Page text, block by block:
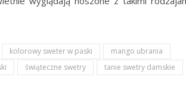
kolorowy sweter w paski
mango ubrania
świąteczne swetry
tanie swetry damskie